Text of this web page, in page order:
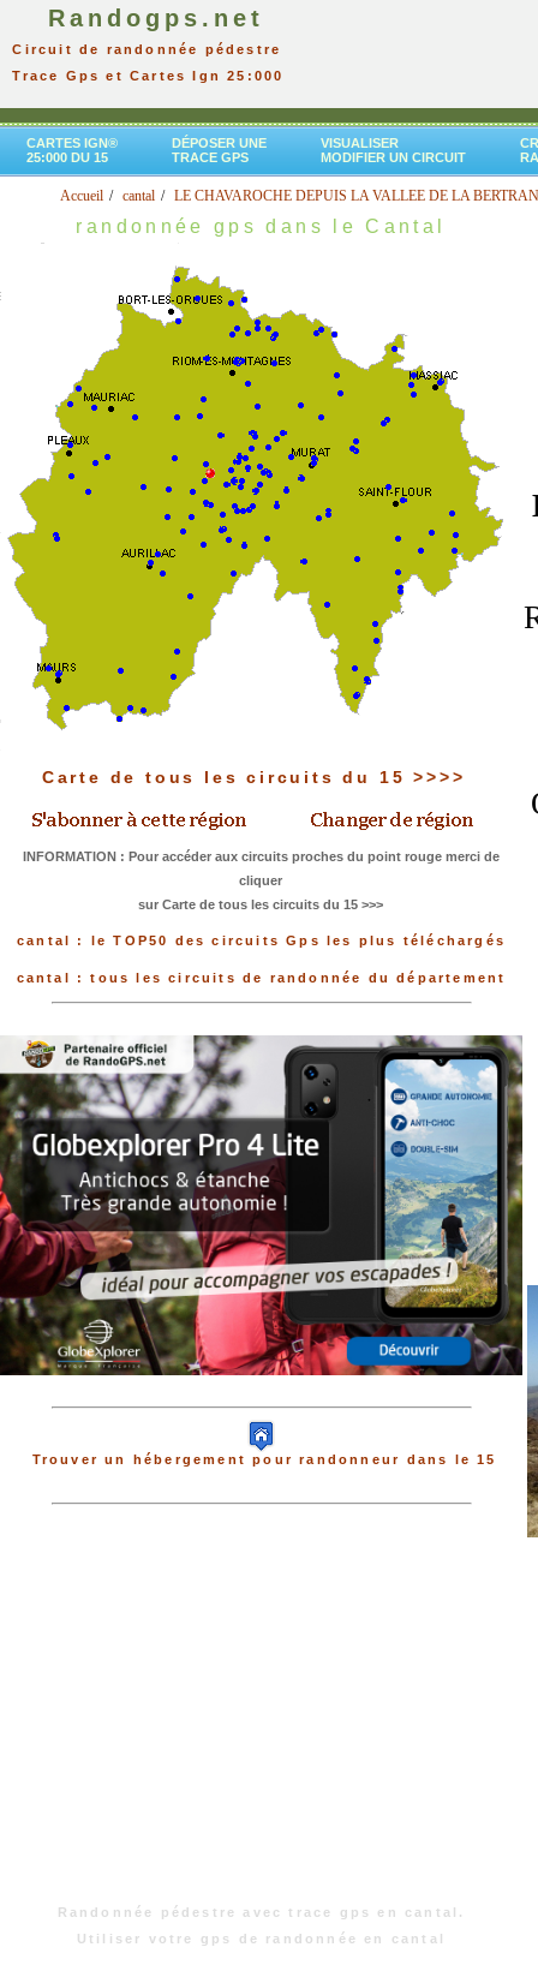
Randogps.net
Circuit de randonnée pédestre
Trace Gps et Cartes Ign 25:000
CARTES IGN®
25:000 DU 15
DÉPOSER UNE
TRACE GPS
VISUALISER
MODIFIER UN CIRCUIT
Accueil cantal LE CHAVAROCHE DEPUIS LA VALLEE DE LA
randonnée gps dans le Cantal
Carte de tous les circuits du 15 >>>>
INFORMATION : Pour accéder aux circuits proches du point rouge merci de
cliquer
sur Carte de tous les circuits du 15 >>>
cantal : le TOP50 des circuits Gps les plus téléchargés
cantal : tous les circuits de randonnée du département
Trouver un hébergement pour randonneur dans le 15
Randonnée pédestre avec trace gps en cantal.
Utiliser votre gps de randonnée en cantal